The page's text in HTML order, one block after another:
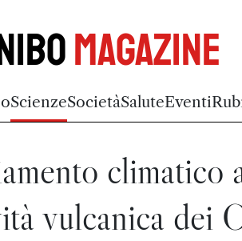
Magazine
ScienzeSocietàSaluteEventi
climatico
vulcanica dei